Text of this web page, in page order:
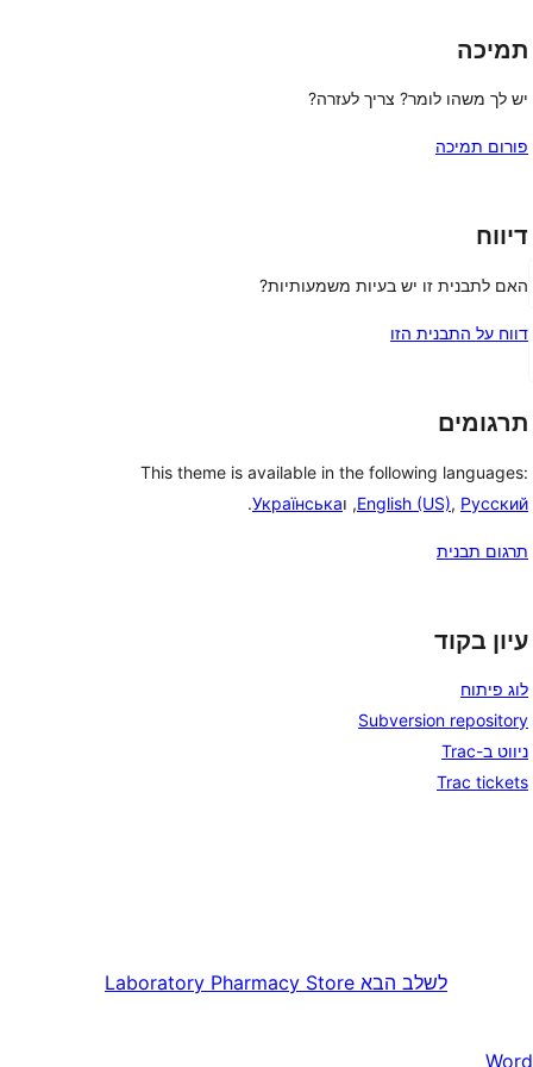
תמיכה
יש לך משהו לומר? צריך לעזרה?
פורום תמיכה
דיווח
האם לתבנית זו יש בעיות משמעותיות?
דווח על התבנית הזו
תרגומים
This theme is available in the following languages:
English (US), Русский , וУкраїнська
.
תרגום תבנית
עיון בקוד
לוג פיתוח
Subversion repository
ניווט ב-Trac
Trac tickets
לשלב הבא Laboratory Pharmacy Store